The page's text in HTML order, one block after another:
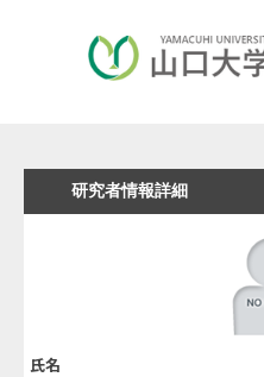
研究者情報詳細
氏名